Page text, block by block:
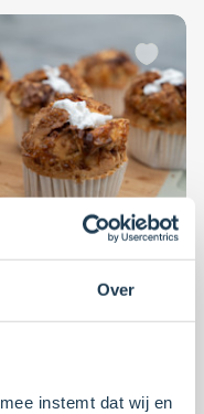
Over
instemt dat wij en
muffins